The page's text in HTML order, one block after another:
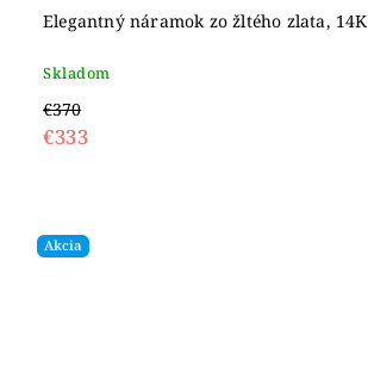
Elegantný náramok zo žltého zlata, 14K
Skladom
€370
€333
Akcia